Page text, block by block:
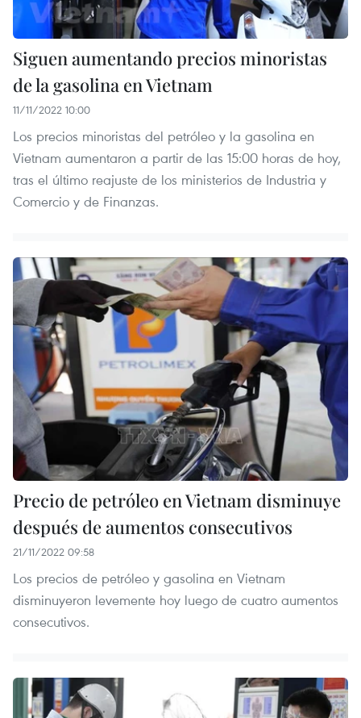
Siguen aumentando precios minoristas
de la gasolina en Vietnam
11/11/2022 10:00
Los precios minoristas del petróleo y la gasolina en
Vietnam aumentaron a partir de las 15:00 horas de hoy,
tras el último reajuste de los ministerios de Industria y
Comercio y de Finanzas.
Precio de petróleo en Vietnam disminuye
después de aumentos consecutivos
21/11/2022 09:58
Los precios de petróleo y gasolina en Vietnam
disminuyeron levemente hoy luego de cuatro aumentos
consecutivos.